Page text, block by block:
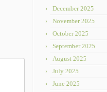
December 2025
November 2025
October 2025
September 2025
August 2025
July 2025
June 2025